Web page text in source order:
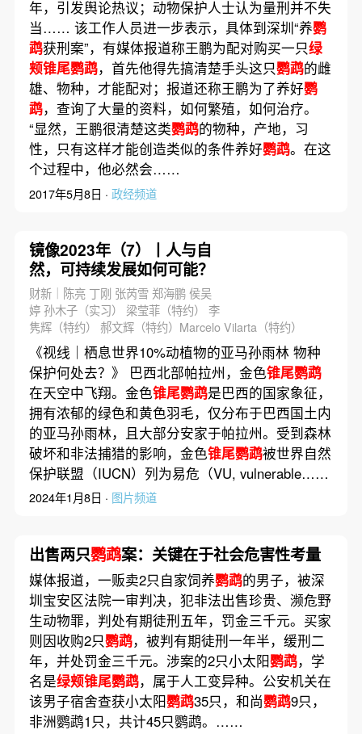
年，引发舆论热议；动物保护人士认为量刑并不失
当…… 该工作人员进一步表示，具体到深圳“养鹦
鹉获刑案”，有媒体报道称王鹏为配对购买一只绿
颊锥尾鹦鹉，首先他得先搞清楚手头这只鹦鹉的雌
雄、物种，才能配对；报道还称王鹏为了养好鹦
鹉，查询了大量的资料，如何繁殖，如何治疗。
“显然，王鹏很清楚这类鹦鹉的物种，产地，习
性，只有这样才能创造类似的条件养好鹦鹉。在这
个过程中，他必然会……
2017年5月8日 · 政经频道
镜像2023年（7）丨人与自
然，可持续发展如何可能？
财新｜陈亮 丁刚 张芮雪 郑海鹏 侯吴
婷 孙木子（实习） 梁莹菲（特约） 李
隽辉（特约） 郝文辉（特约）Marcelo Vilarta（特约）
《视线｜栖息世界10%动植物的亚马孙雨林 物种
保护何处去？》 巴西北部帕拉州，金色锥尾鹦鹉
在天空中飞翔。金色锥尾鹦鹉是巴西的国家象征，
拥有浓郁的绿色和黄色羽毛，仅分布于巴西国土内
的亚马孙雨林，且大部分安家于帕拉州。受到森林
破坏和非法捕猎的影响，金色锥尾鹦鹉被世界自然
保护联盟（IUCN）列为易危（VU, vulnerable……
2024年1月8日 · 图片频道
出售两只鹦鹉案：关键在于社会危害性考量
媒体报道，一贩卖2只自家饲养鹦鹉的男子，被深
圳宝安区法院一审判决，犯非法出售珍贵、濒危野
生动物罪，判处有期徒刑五年，罚金三千元。买家
则因收购2只鹦鹉，被判有期徒刑一年半，缓刑二
年，并处罚金三千元。涉案的2只小太阳鹦鹉，学
名是绿颊锥尾鹦鹉，属于人工变异种。公安机关在
该男子宿舍查获小太阳鹦鹉35只，和尚鹦鹉9只，
非洲鹦鹉1只，共计45只鹦鹉。……